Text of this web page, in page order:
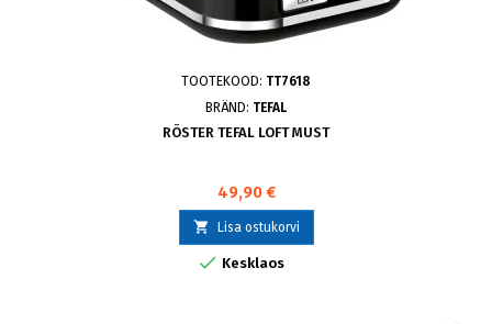
TOOTEKOOD: TT7618
BRÄND: TEFAL
RÖSTER TEFAL LOFT MUST
49,90 €
 Lisa ostukorvi
 Kesklaos